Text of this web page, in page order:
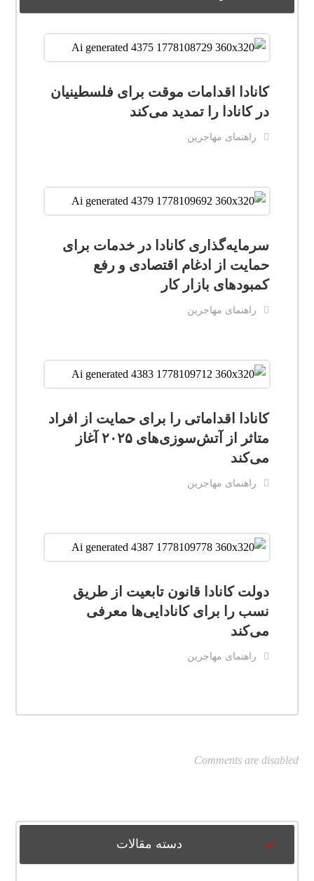
کانادا اقدامات موقت برای فلسطینیان
در کانادا را تمدید می‌کند
راهنمای مهاجرین
سرمایه‌گذاری کانادا در خدمات برای
حمایت از ادغام اقتصادی و رفع
کمبودهای بازار کار
راهنمای مهاجرین
کانادا اقداماتی را برای حمایت از افراد
متاثر از آتش‌سوزی‌های ۲۰۲۵ آغاز
می‌کند
راهنمای مهاجرین
دولت کانادا قانون تابعیت از طریق
نسب را برای کانادایی‌ها معرفی
می‌کند
راهنمای مهاجرین
Comments are disabled
دسته مقالات